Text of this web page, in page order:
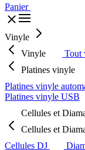
Panier
Vinyle
Vinyle
Tout
Platines vinyle
Platines vinyle
Platines vinyle USB
Cellules et
Cellules et
Cellules DJ